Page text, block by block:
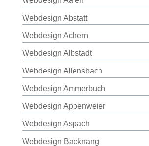
Webdesign Abstatt
Webdesign Achern
Webdesign Albstadt
Webdesign Allensbach
Webdesign Ammerbuch
Webdesign Appenweier
Webdesign Aspach
Webdesign Backnang